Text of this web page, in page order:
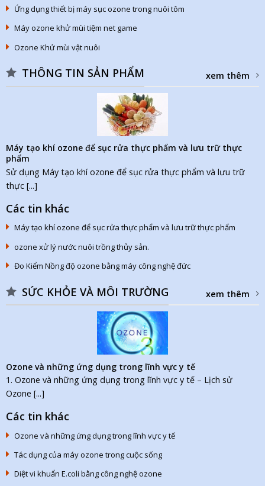
Ứng dụng thiết bị máy sục ozone trong nuôi tôm
Máy ozone khử mùi tiệm net game
Ozone Khử mùi vật nuôi
THÔNG TIN SẢN PHẨM xem thêm
Máy tạo khí ozone để sục rửa thực phẩm và lưu trữ thực
phẩm
Sử dụng Máy tạo khí ozone để sục rửa thực phẩm và lưu trữ
thực [...]
Các tin khác
Máy tạo khí ozone để sục rửa thực phẩm và lưu trữ thực phẩm
ozone xử lý nước nuôi trồng thủy sản.
Đo Kiểm Nồng độ ozone bằng máy công nghệ đức
SỨC KHỎE VÀ MÔI TRƯỜNG xem thêm
Ozone và những ứng dụng trong lĩnh vực y tế
1. Ozone và những ứng dụng trong lĩnh vực y tế – Lịch sử
Ozone [...]
Các tin khác
Ozone và những ứng dụng trong lĩnh vực y tế
Tác dụng của máy ozone trong cuộc sống
Diệt vi khuẩn E.coli bằng công nghệ ozone